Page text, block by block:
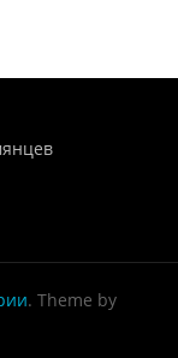
. Theme by